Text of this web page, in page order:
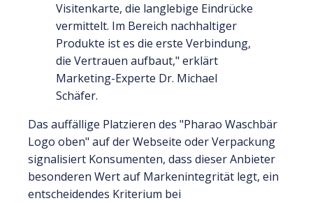
Visitenkarte, die langlebige Eindrücke
vermittelt. Im Bereich nachhaltiger
Produkte ist es die erste Verbindung,
die Vertrauen aufbaut," erklärt
Marketing-Experte Dr. Michael
Schäfer.
Das auffällige Platzieren des "Pharao Waschbär
Logo oben" auf der Webseite oder Verpackung
signalisiert Konsumenten, dass dieser Anbieter
besonderen Wert auf Markenintegrität legt, ein
entscheidendes Kriterium bei